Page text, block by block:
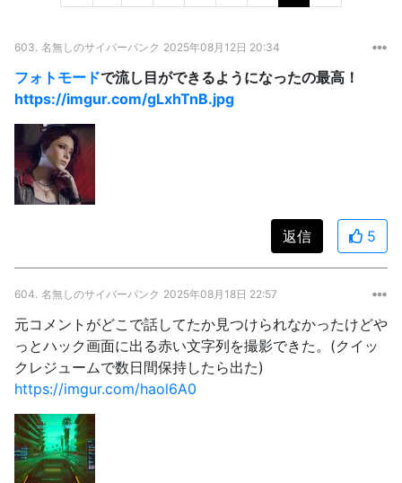
603. 名無しのサイバーパンク 2025年08月12日 20:34
フォトモードで流し目ができるようになったの最高！
https://imgur.com/gLxhTnB.jpg
返信 5
604. 名無しのサイバーパンク 2025年08月18日 22:57
元コメントがどこで話してたか見つけられなかったけどや
っとハック画面に出る赤い文字列を撮影できた。(クイッ
クレジュームで数日間保持したら出た)
https://imgur.com/haol6A0